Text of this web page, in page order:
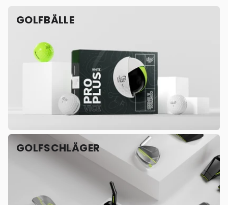
GOLFBÄLLE
GOLFSCHLÄGER